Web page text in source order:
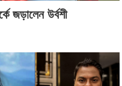
জড়ালেন উর্বশী